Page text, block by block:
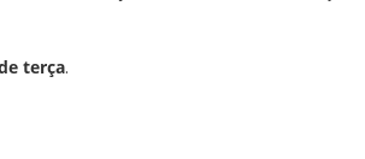
terça.